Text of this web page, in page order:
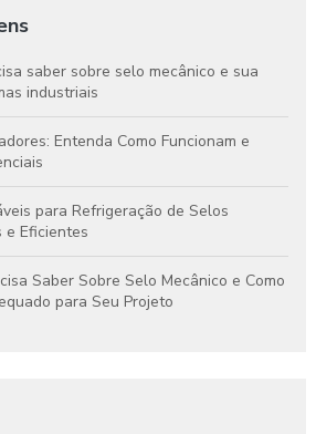
saber sobre selo mecânico e sua
industriais
Entenda Como Funcionam e
para Refrigeração de Selos
e Eficientes
Saber Sobre Selo Mecânico e Como
para Seu Projeto